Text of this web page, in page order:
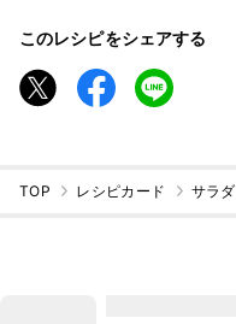
このレシピをシェアする
TOP レシピカード サラダ